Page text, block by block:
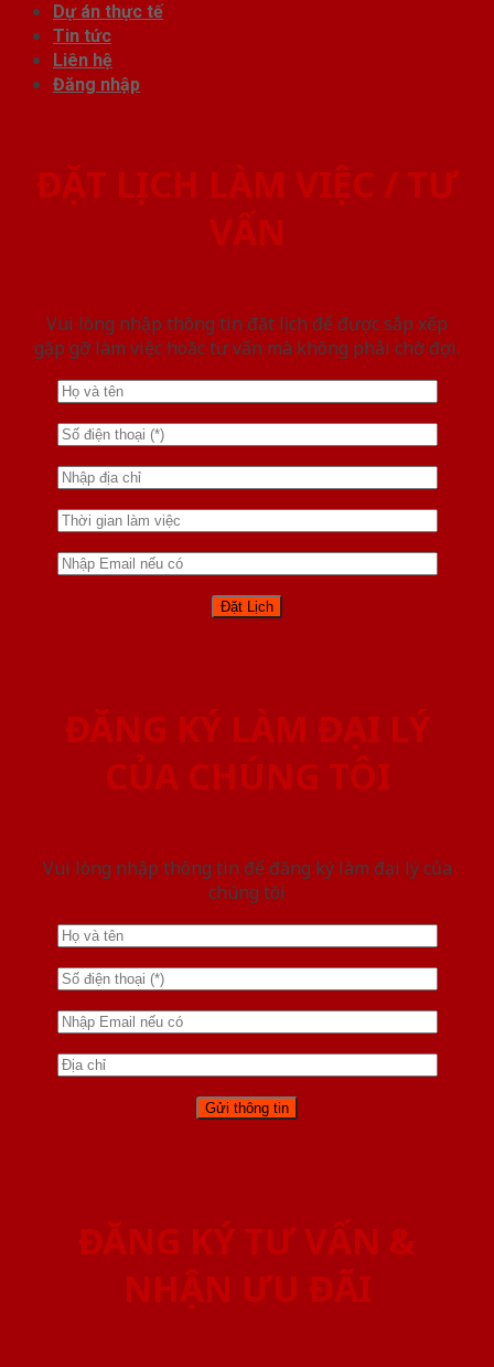
Dự án thực tế
Tin tức
Liên hệ
Đăng nhập
ĐẶT LỊCH LÀM VIỆC / TƯ
VẤN
Vui lòng nhập thông tin đặt lịch để được sắp xếp
gặp gỡ làm việc hoăc tư vấn mà không phải chờ đợi.
ĐĂNG KÝ LÀM ĐẠI LÝ
CỦA CHÚNG TÔI
Vui lòng nhập thông tin để đăng ký làm đại lý của
chúng tôi
ĐĂNG KÝ TƯ VẤN &
NHẬN ƯU ĐÃI